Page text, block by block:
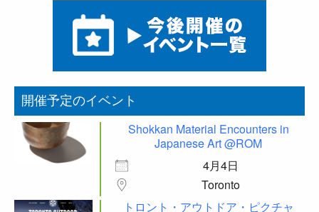
開催予定のイベント
Shokkan Material Encounters in
Japanese Art @ROM
4月4日
Toronto
トロント・アウトドア・ピクチャ